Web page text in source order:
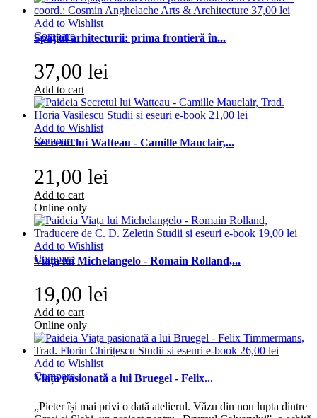
Add to Wishlist
Compare
Spaţiul arhitecturii: prima frontieră în...
37,00 lei
Add to cart
Add to Wishlist
Compare
Secretul lui Watteau - Camille Mauclair,...
21,00 lei
Add to cart
Online only
Add to Wishlist
Compare
Viața lui Michelangelo - Romain Rolland,...
19,00 lei
Add to cart
Online only
Add to Wishlist
Compare
Viața pasionată a lui Bruegel - Felix...
„Pieter își mai privi o dată atelierul. Văzu din nou lupta dintre